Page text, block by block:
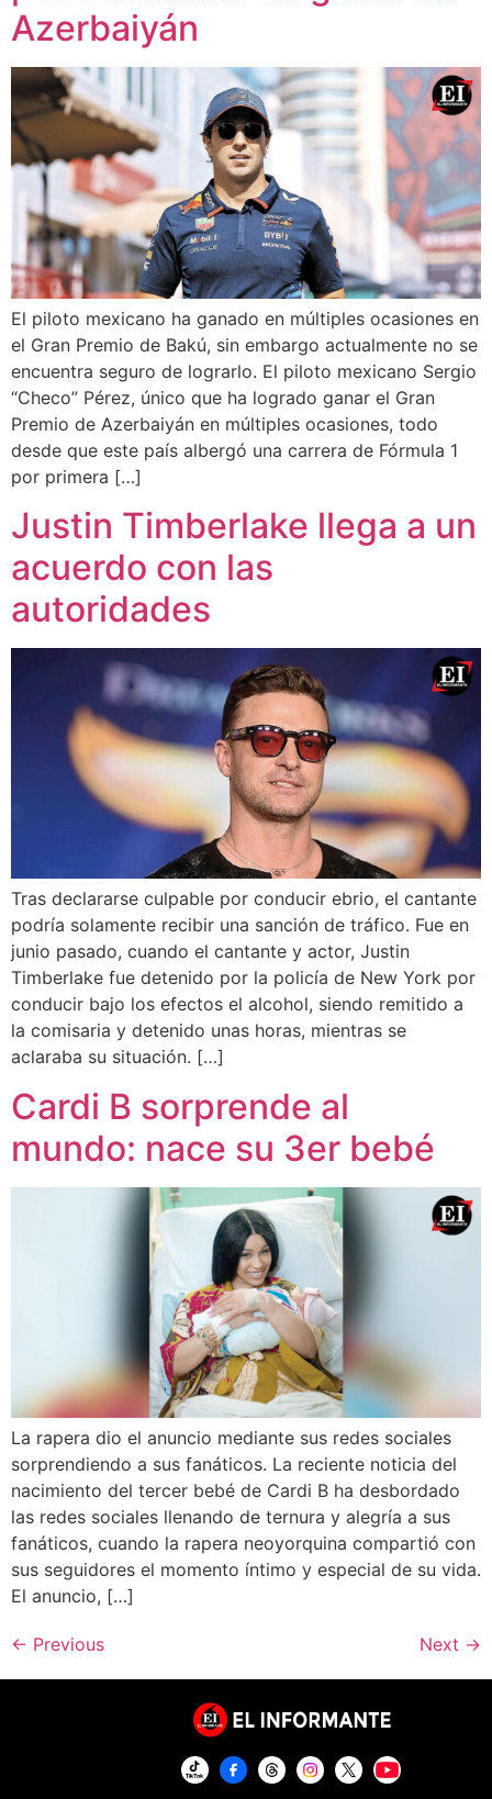
Azerbaiyán
El piloto mexicano ha ganado en múltiples ocasiones en
el Gran Premio de Bakú, sin embargo actualmente no se
encuentra seguro de lograrlo. El piloto mexicano Sergio
“Checo” Pérez, único que ha logrado ganar el Gran
Premio de Azerbaiyán en múltiples ocasiones, todo
desde que este país albergó una carrera de Fórmula 1
por primera […]
Justin Timberlake llega a un
acuerdo con las
autoridades
Tras declararse culpable por conducir ebrio, el cantante
podría solamente recibir una sanción de tráfico. Fue en
junio pasado, cuando el cantante y actor, Justin
Timberlake fue detenido por la policía de New York por
conducir bajo los efectos el alcohol, siendo remitido a
la comisaria y detenido unas horas, mientras se
aclaraba su situación. […]
Cardi B sorprende al
mundo: nace su 3er bebé
La rapera dio el anuncio mediante sus redes sociales
sorprendiendo a sus fanáticos. La reciente noticia del
nacimiento del tercer bebé de Cardi B ha desbordado
las redes sociales llenando de ternura y alegría a sus
fanáticos, cuando la rapera neoyorquina compartió con
sus seguidores el momento íntimo y especial de su vida.
El anuncio, […]
← Previous Next →